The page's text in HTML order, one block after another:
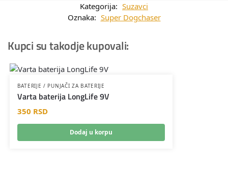
Kategorija: Suzavci
Oznaka: Super Dogchaser
Kupci su takodje kupovali:
BATERIJE / PUNJAČI ZA BATERIJE
Varta baterija LongLife 9V
350 RSD
Dodaj u korpu